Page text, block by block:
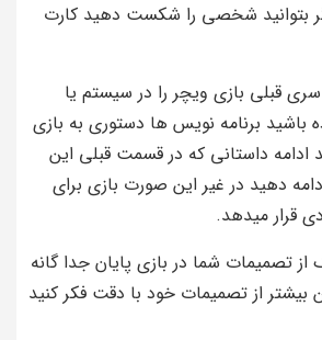
بتوانید شخصی را شکست دهید کارت
قبلی بازی ویچر را در سیستم یا
باشید برنامه نویس ها دستوری به بازی
ادامه داستانی که در قسمت قبلی این
دهید در غیر این صورت بازی برای
قرار میدهد.
تصمیمات شما در بازی پایان جدا گانه
بیشتر از تصمیمات خود با دقت فکر کنید